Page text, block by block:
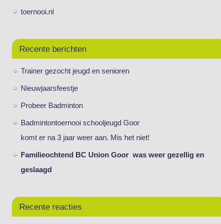
toernooi.nl
Recente berichten
Trainer gezocht jeugd en senioren
Nieuwjaarsfeestje
Probeer Badminton
Badmintontoernooi schooljeugd Goor
komt er na 3 jaar weer aan. Mis het niet!
Familieochtend BC Union Goor was weer gezellig en
geslaagd
Recente reacties